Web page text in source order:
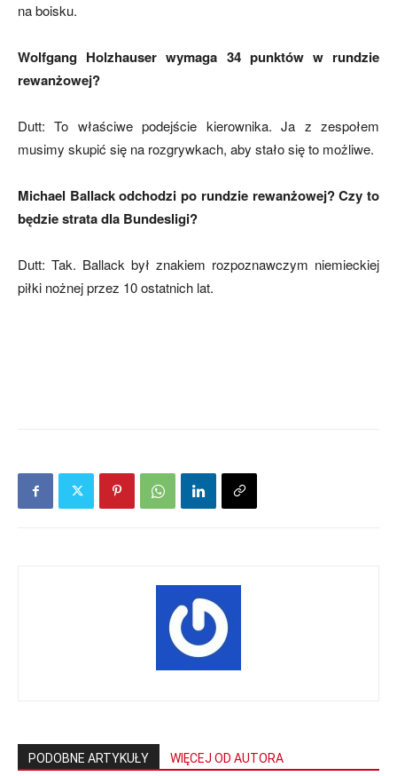
na boisku.
Wolfgang Holzhauser wymaga 34 punktów w rundzie
rewanżowej?
Dutt: To właściwe podejście kierownika. Ja z zespołem
musimy skupić się na rozgrywkach, aby stało się to możliwe.
Michael Ballack odchodzi po rundzie rewanżowej? Czy to
będzie strata dla Bundesligi?
Dutt: Tak. Ballack był znakiem rozpoznawczym niemieckiej
piłki nożnej przez 10 ostatnich lat.
PODOBNE ARTYKUŁY WIĘCEJ OD AUTORA